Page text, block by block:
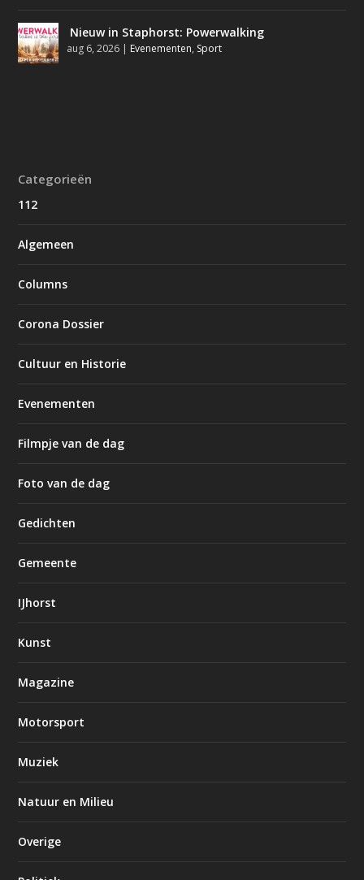
Nieuw in Staphorst: Powerwalking
aug 6, 2026 | Evenementen, Sport
Categorieën
112
Algemeen
Columns
Corona Dossier
Cultuur en Historie
Evenementen
Filmpje van de dag
Foto van de dag
Gedichten
Gemeente
IJhorst
Kunst
Magazine
Motorsport
Muziek
Natuur en Milieu
Overige